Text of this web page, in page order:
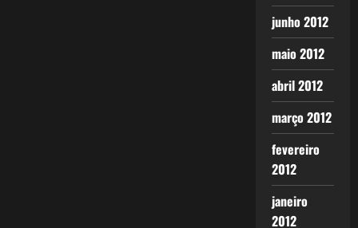
junho 2012
maio 2012
abril 2012
março 2012
fevereiro
2012
janeiro
2012